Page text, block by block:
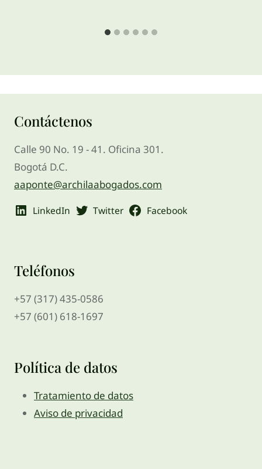
Contáctenos
Calle 90 No. 19 - 41. Oficina 301.
Bogotá D.C.
aaponte@archilaabogados.com
LinkedIn Twitter Facebook
Teléfonos
+57 (317) 435-0586
+57 (601) 618-1697
Política de datos
Tratamiento de datos
Aviso de privacidad